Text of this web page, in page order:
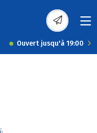
Ouvert jusqu'à 19:00